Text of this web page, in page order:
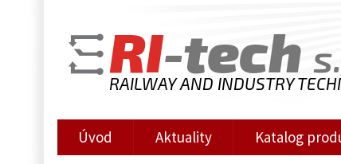
RI-tech
RAILWAY AND INDUSTRY
Úvod Aktuality Katalog